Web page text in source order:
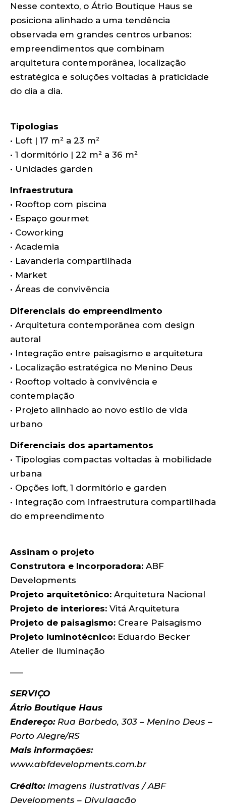
Nesse contexto, o Átrio Boutique Haus se
posiciona alinhado a uma tendência
observada em grandes centros urbanos:
empreendimentos que combinam
arquitetura contemporânea, localização
estratégica e soluções voltadas à praticidade
do dia a dia.
Tipologias
• Loft | 17 m² a 23 m²
• 1 dormitório | 22 m² a 36 m²
• Unidades garden
Infraestrutura
• Rooftop com piscina
• Espaço gourmet
• Coworking
• Academia
• Lavanderia compartilhada
• Market
• Áreas de convivência
Diferenciais do empreendimento
• Arquitetura contemporânea com design
autoral
• Integração entre paisagismo e arquitetura
• Localização estratégica no Menino Deus
• Rooftop voltado à convivência e
contemplação
• Projeto alinhado ao novo estilo de vida
urbano
Diferenciais dos apartamentos
• Tipologias compactas voltadas à mobilidade
urbana
• Opções loft, 1 dormitório e garden
• Integração com infraestrutura compartilhada
do empreendimento
Assinam o projeto
Construtora e Incorporadora: ABF
Developments
Projeto arquitetônico: Arquitetura Nacional
Projeto de interiores: Vitá Arquitetura
Projeto de paisagismo: Creare Paisagismo
Projeto luminotécnico: Eduardo Becker
Atelier de Iluminação
—–
SERVIÇO
Átrio Boutique Haus
Endereço:Rua Barbedo, 303 – Menino Deus –
Porto Alegre/RS
Mais informações:
www.abfdevelopments.com.br
Crédito:Imagens ilustrativas / ABF
Developments – Divulgação